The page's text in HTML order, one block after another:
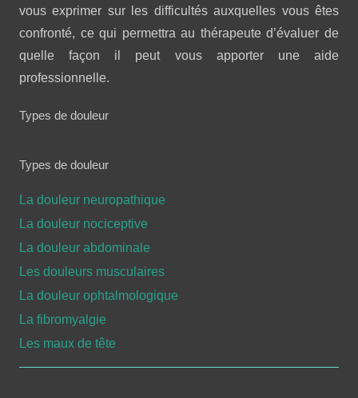
vous exprimer sur les difficultés auxquelles vous êtes
confronté, ce qui permettra au thérapeute d’évaluer de
quelle façon il peut vous apporter une aide
professionnelle.
Types de douleur
Types de douleur
La douleur neuropathique
La douleur nociceptive
La douleur abdominale
Les douleurs musculaires
La douleur ophtalmologique
La fibromyalgie
Les maux de tête